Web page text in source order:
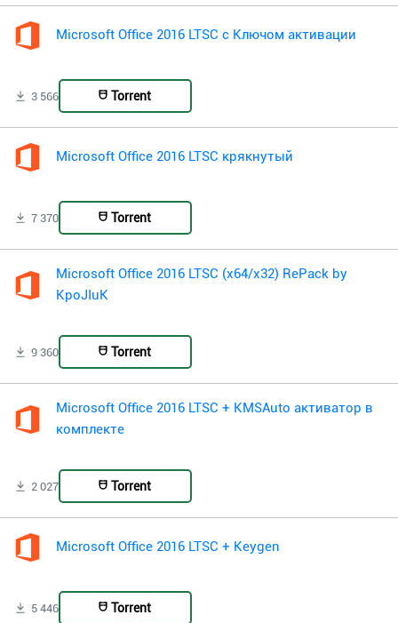
Microsoft Office 2016 LTSC с Ключом активации
3 566 Torrent
Microsoft Office 2016 LTSC крякнутый
7 370 Torrent
Microsoft Office 2016 LTSC (x64/x32) RePack by
KpoJIuK
9 360 Torrent
Microsoft Office 2016 LTSC + KMSAuto активатор в
комплекте
2 027 Torrent
Microsoft Office 2016 LTSC + Keygen
5 446 Torrent